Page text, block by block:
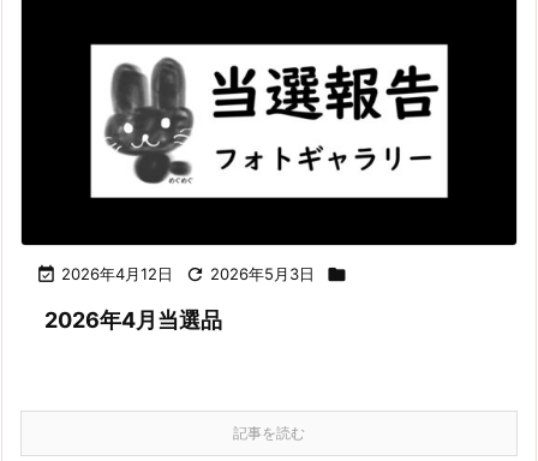
 2026年4月12日  2026年5月3日 
2026年4月当選品
記事を読む